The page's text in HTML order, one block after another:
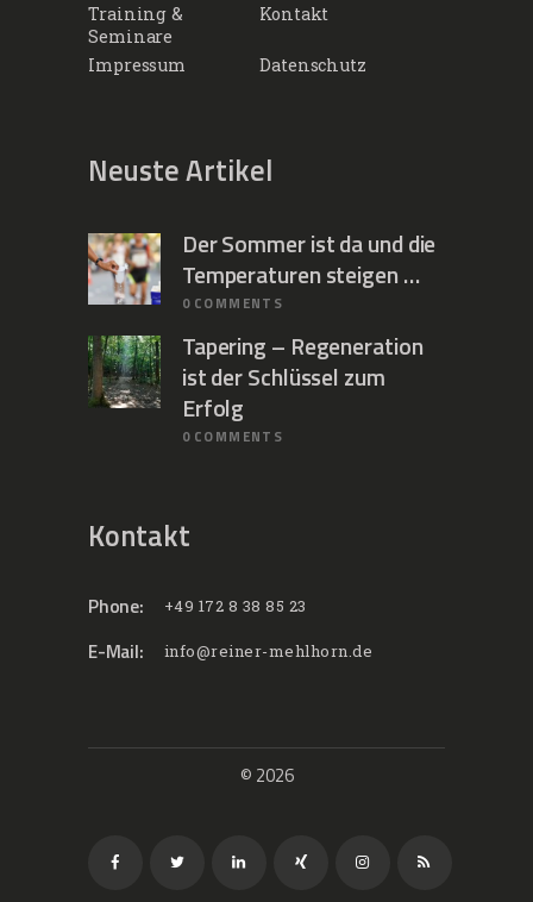
Training &
Seminare
Kontakt
Impressum Datenschutz
Neuste Artikel
Der Sommer ist da und die
Temperaturen steigen …
0 COMMENTS
Tapering – Regeneration
ist der Schlüssel zum
Erfolg
0 COMMENTS
Kontakt
Phone: +49 172 8 38 85 23
E-Mail: info@reiner-mehlhorn.de
© 2026